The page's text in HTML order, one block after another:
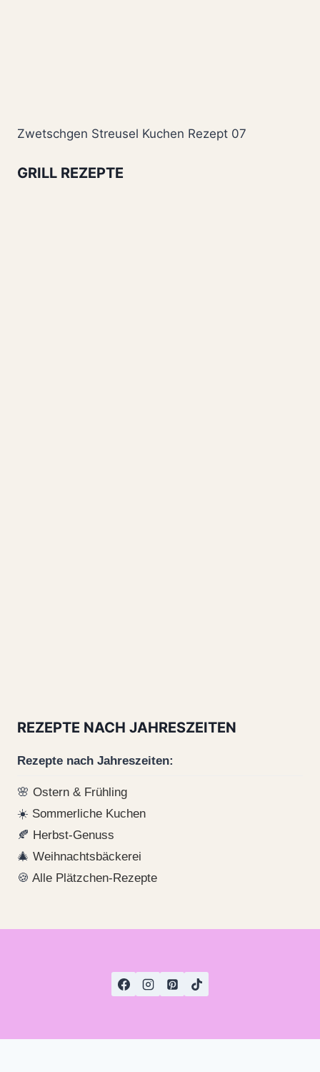
Zwetschgen Streusel Kuchen Rezept 07
GRILL REZEPTE
REZEPTE NACH JAHRESZEITEN
Rezepte nach Jahreszeiten:
🌸 Ostern & Frühling
☀️ Sommerliche Kuchen
🍂 Herbst-Genuss
🎄 Weihnachtsbäckerei
🍪 Alle Plätzchen-Rezepte